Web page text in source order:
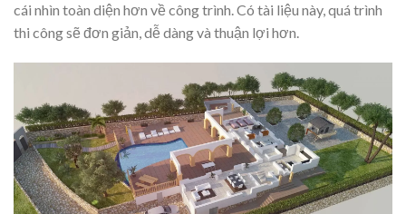
cái nhìn toàn diện hơn về công trình. Có tài liệu này, quá trình
thi công sẽ đơn giản, dễ dàng và thuận lợi hơn.